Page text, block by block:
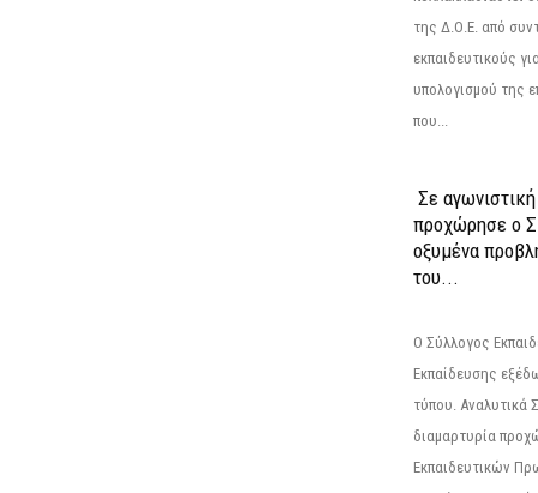
της Δ.Ο.Ε. από
εκπαιδευτικούς
υπολογισμού της
που...
Σε
προχώρησε ο
οξυμένα
του...
Ο Σύλλογος
Εκπαίδευσης
τύπου. Αναλυτικά
διαμαρτυρία
Εκπαιδευτικών